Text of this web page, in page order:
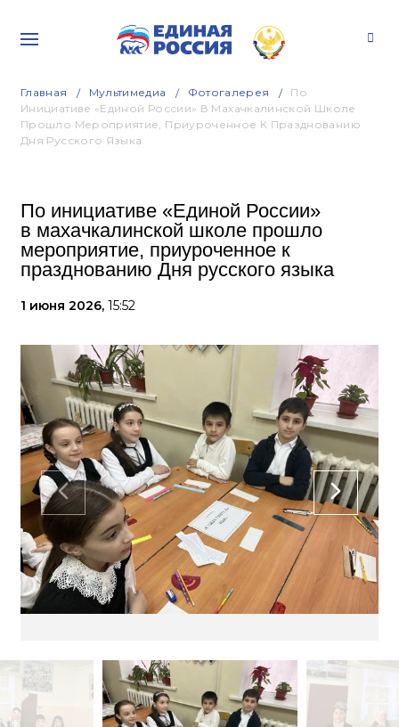
Главная Мультимедиа Фотогалерея
По
Инициативе «Единой России» В Махачкалинской Школе
Прошло Мероприятие, Приуроченное К Празднованию
Дня Русского Языка
По инициативе «Единой России»
в махачкалинской школе прошло
мероприятие, приуроченное к
празднованию Дня русского языка
1 июня 2026, 15:52